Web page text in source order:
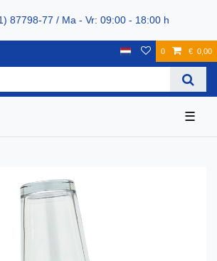
87798-77 / Ma - Vr: 09:00 - 18:00 h
0 € 0,00
☰